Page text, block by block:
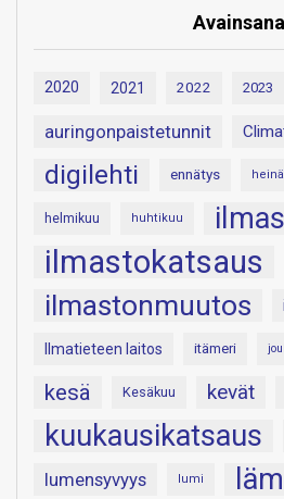
2020 2021 2022 2023
auringonpaistetunnit
digilehti ennätys
helmikuu huhtikuu
ilmastokatsaus
ilmastonmuutos
Ilmatieteen laitos itämeri
kesä Kesäkuu kevät
kuukausikatsaus
lumensyvyys lumi